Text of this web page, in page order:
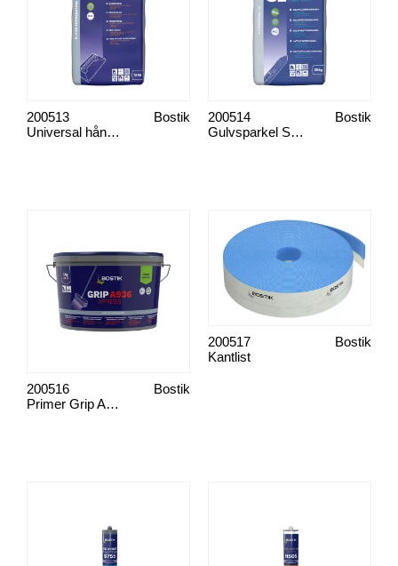
Universal håndsparkel Reno C710 Fine+
Bostik
200513
Gulvsparkel SLC655 Fiber Maxi
Bostik
200514
Primer Grip A936 Xpress
Bostik
200516
Kantlist
Bostik
200517